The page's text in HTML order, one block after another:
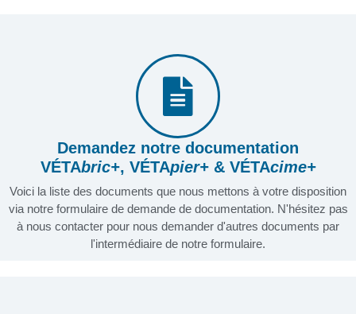
Demandez notre documentation
VÉTAbric+, VÉTApier+& VÉTAcime+
Voici la liste des documents que nous mettons à votre disposition
via notre formulaire de demande de documentation. N'hésitez pas
à nous contacter pour nous demander d'autres documents par
l'intermédiaire de notre formulaire.